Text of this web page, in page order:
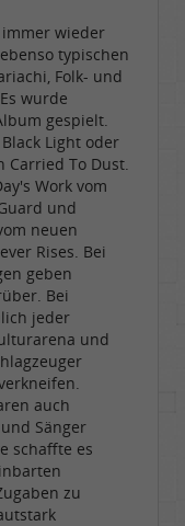
wieder
typischen
Folk- und
wurde
gespielt.
Light oder
Carried To Dust.
Work vom
und
neuen
Rises. Bei
geben
Bei
jeder
und
auch
Sänger
schaffte es
zu